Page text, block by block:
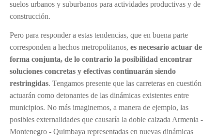
suelos urbanos y suburbanos para actividades productivas y de
construcción.
Pero para responder a estas tendencias, que en buena parte
corresponden a hechos metropolitanos, es necesario actuar de
forma conjunta, de lo contrario la posibilidad encontrar
soluciones concretas y efectivas continuarán siendo
restringidas. Tengamos presente que las carreteras en cuestión
actuarán como detonantes de las dinámicas existentes entre
municipios. No más imaginemos, a manera de ejemplo, las
posibles externalidades que causaría la doble calzada Armenia -
Montenegro - Quimbaya representadas en nuevas dinámicas